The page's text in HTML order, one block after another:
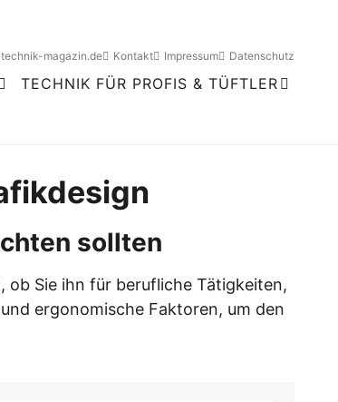
magazin.de Kontakt Impressum Datenschutz
Tipps, Vergleiche und praktische
Anwendungen im Alltag.
TECHNIK FÜR PROFIS & TÜFTLER
Monitore & Displays
sollten
Sie ihn für berufliche Tätigkeiten,
ergonomische Faktoren, um den